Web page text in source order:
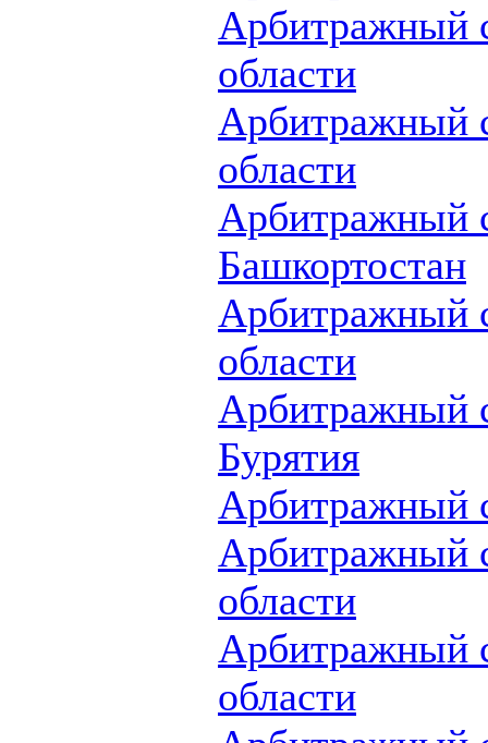
Арбитражный
области
Арбитражный
области
Арбитражный
Башкортостан
Арбитражный
области
Арбитражный
Бурятия
Арбитражный
Арбитражный
области
Арбитражный
области